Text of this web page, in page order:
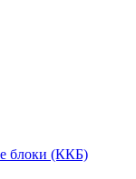
блоки (ККБ)